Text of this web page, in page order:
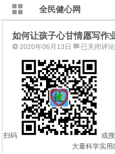
全民健心网
如何让孩子心甘情愿写作
2020年06月13日
如
让
孩
子
心
甘
情
愿
写
已关闭评论
扫码
或
大量科学实用